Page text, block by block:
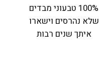
100% טבעוני מבדים
שלא נהרסים וישארו
איתך שנים רבות